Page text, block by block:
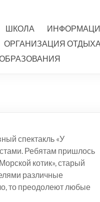
ШКОЛА
ОРГАНИЗАЦИЯ
спектакль «У
Ребятам пришлось
котик», старый
различные
то преодолеют любые